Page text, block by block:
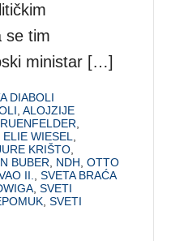
se tim
ministar […]
DIABOLI
,ALOJZIJE
,
ELIE WIESEL,
KRIŠTO,
BUBER, NDH,OTTO
II.,SVETA BRAĆA
,SVETI
,SVETI